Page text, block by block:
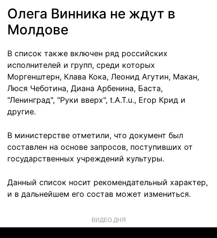
Олега Винника не ждут в
Молдове
В список также включен ряд российских
исполнителей и групп, среди которых
Моргенштерн, Клава Кока, Леонид Агутин, Макан,
Люся Чеботина, Диана Арбенина, Баста,
"Ленинград", "Руки вверх", t.A.T.u., Егор Крид и
другие.
В министерстве отметили, что документ был
составлен на основе запросов, поступивших от
государственных учреждений культуры.
Данный список носит рекомендательный характер,
и в дальнейшем его состав может измениться.
ВИДЕО ДНЯ